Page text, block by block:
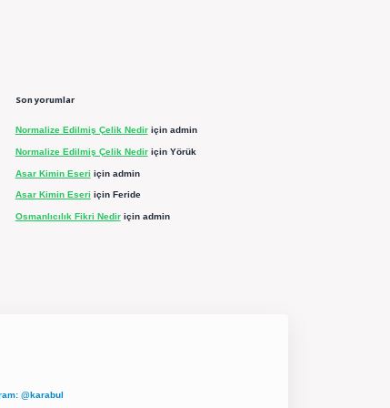
Son yorumlar
Normalize Edilmiş Çelik Nediriçin admin
Normalize Edilmiş Çelik Nediriçin Yörük
Asar Kimin Eseri için admin
Asar Kimin Eseri için Feride
Osmanlıcılık Fikri Nediriçin admin
@karabul